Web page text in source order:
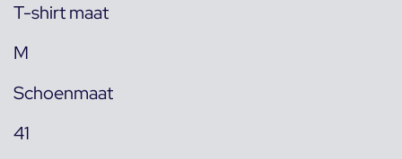
T-shirt maat
M
Schoenmaat
41